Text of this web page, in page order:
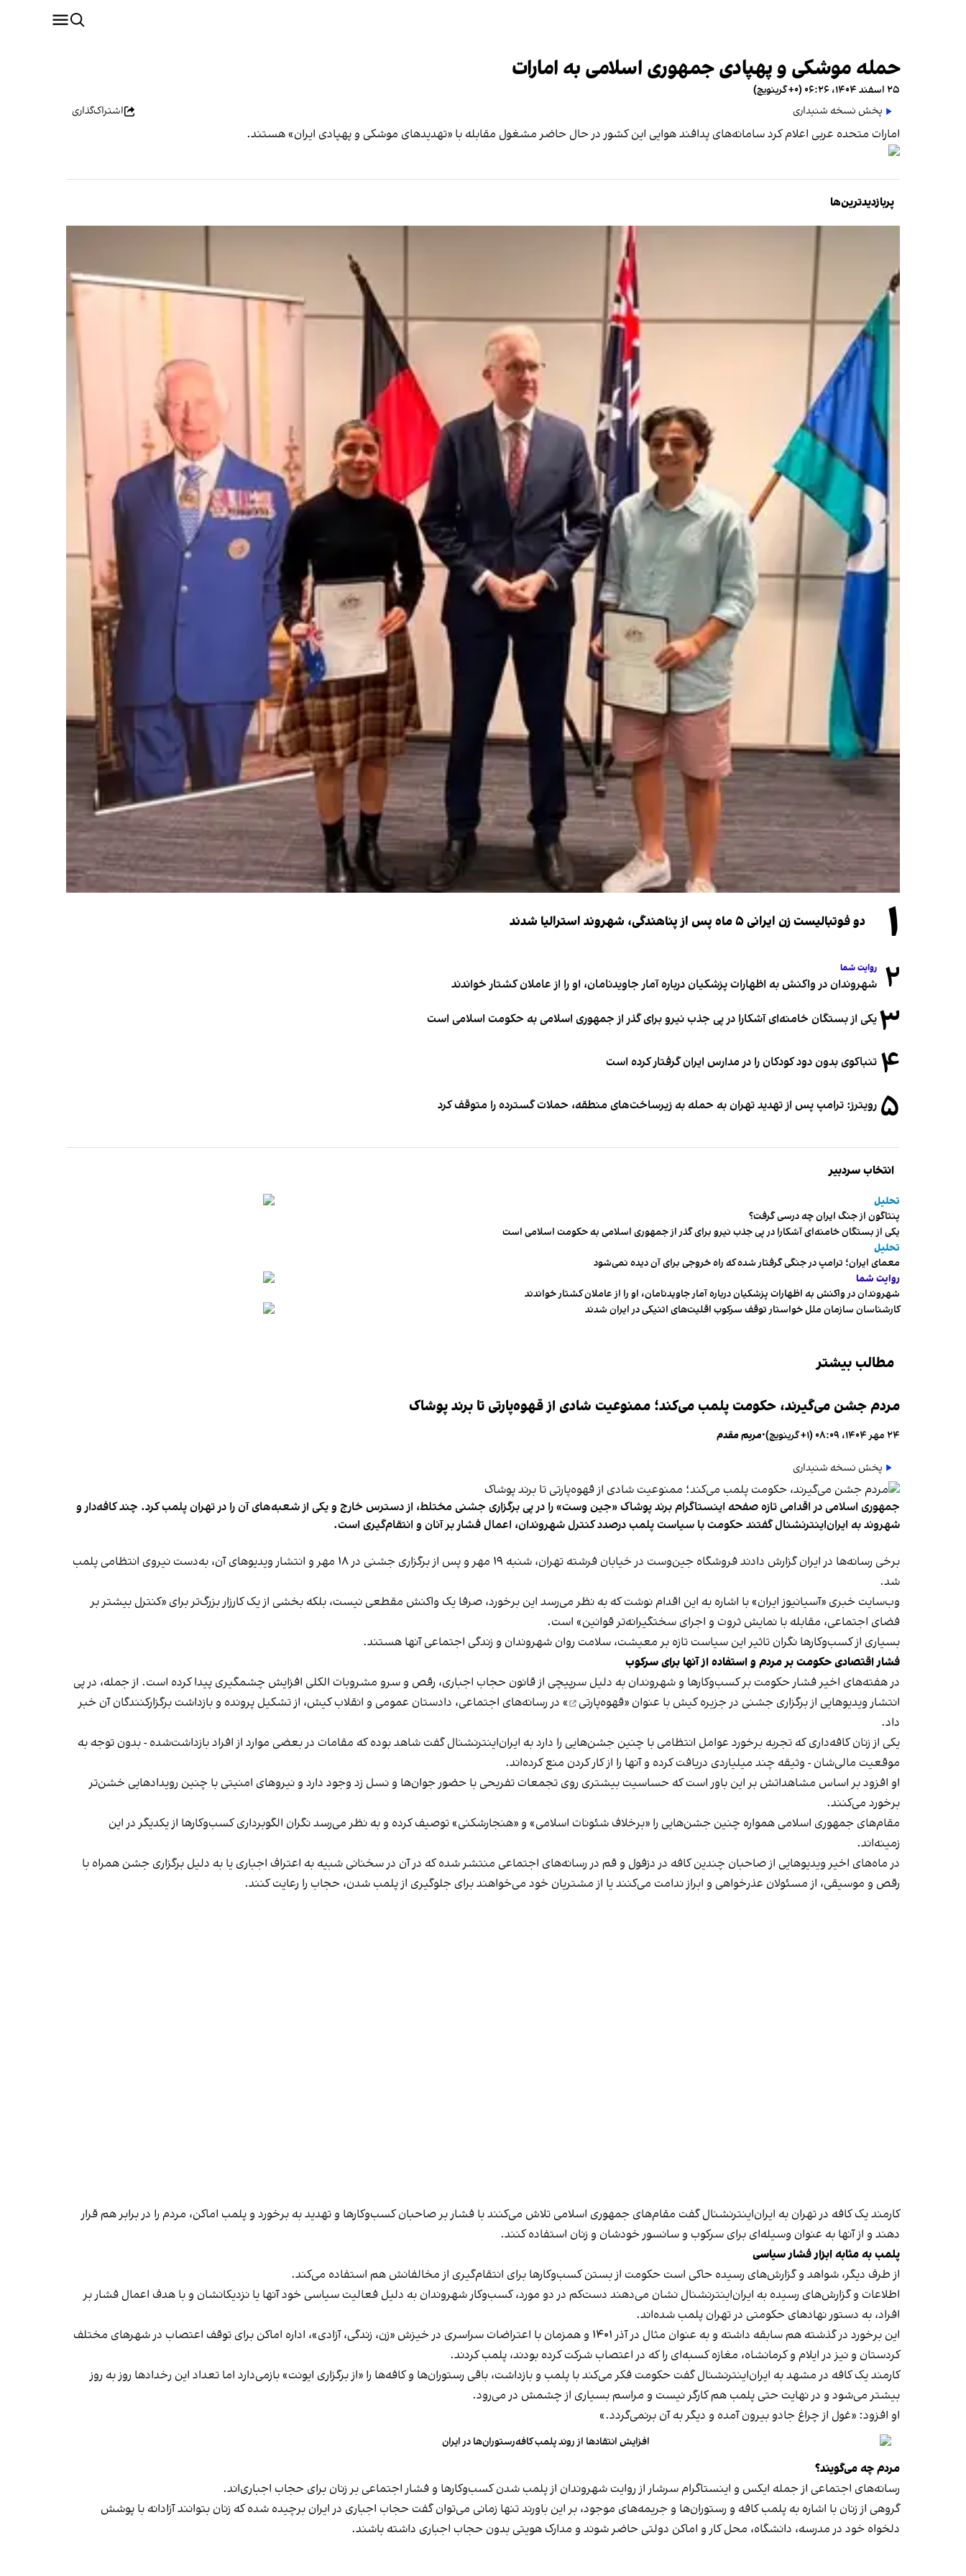
حمله موشکی و پهپادی جمهوری اسلامی به امارات
۲۵ اسفند ۱۴۰۴، ۰۶:۲۶ (‎+۰ گرینویچ)
پخش نسخه شنیداری
اشتراک‌گذاری
‫امارات متحده عربی اعلام کرد سامانه‌های پدافند هوایی این کشور در حال حاضر مشغول مقابله با «تهدیدهای موشکی و پهپادی ایران» هستند.‬
پربازدیدترین‌ها
۱ دو فوتبالیست زن ایرانی ۵ ماه پس از پناهندگی، شهروند استرالیا شدند
۲ روایت شما
شهروندان در واکنش به اظهارات پزشکیان درباره آمار جاویدنامان، او را از عاملان کشتار خواندند
۳یکی از بستگان خامنه‌ای آشکارا در پی جذب نیرو برای گذر از جمهوری اسلامی به حکومت اسلامی است
۴ تنباکوی بدون دود کودکان را در مدارس ایران گرفتار کرده است
۵ رویترز: ترامپ پس از تهدید تهران به حمله به زیرساخت‌های منطقه، حملات گسترده را متوقف کرد
انتخاب سردبیر
تحلیل
پنتاگون از جنگ ایران چه درسی گرفت؟
یکی از بستگان خامنه‌ای آشکارا در پی جذب نیرو برای گذر از جمهوری اسلامی به حکومت اسلامی است
تحلیل
معمای ایران؛ ترامپ در جنگی گرفتار شده که راه خروجی برای آن دیده نمی‌شود
روایت شما
شهروندان در واکنش به اظهارات پزشکیان درباره آمار جاویدنامان، او را از عاملان کشتار خواندند
کارشناسان سازمان ملل خواستار توقف سرکوب اقلیت‌های اتنیکی در ایران شدند
مطالب بیشتر
مردم جشن می‌گیرند، حکومت پلمب می‌کند؛ ممنوعیت شادی از قهوه‌پارتی تا برند پوشاک
۲۴ مهر ۱۴۰۴، ۰۸:۰۹ (‎+۱ گرینویچ) •مریم مقدم
پخش نسخه شنیداری
جمهوری اسلامی در اقدامی تازه صفحه اینستاگرام برند پوشاک «جین وست» را در پی برگزاری جشنی مختلط، از دسترس خارج و یکی از شعبه‌های آن را در تهران پلمب کرد. چند کافه‌‌دار و
شهروند به ایران‌اینترنشنال گفتند حکومت با سیاست پلمب درصدد کنترل شهروندان، اعمال فشار بر آنان و انتقام‌گیری است.
برخی رسانه‌ها در ایران گزارش دادند فروشگاه جین‌وست در خیابان فرشته تهران، شنبه ۱۹ مهر و پس از برگزاری جشنی در ۱۸ مهر و انتشار ویدیوهای آن، به‌دست نیروی انتظامی پلمب
شد.
وب‌سایت خبری «آسیانیوز ایران» با اشاره به این اقدام نوشت که به نظر می‌رسد این برخورد، صرفا یک واکنش مقطعی نیست، بلکه بخشی از یک کارزار بزرگ‌تر برای «کنترل بیشتر بر
فضای اجتماعی، مقابله با نمایش ثروت و اجرای سختگیرانه‌تر قوانین» است.
بسیاری از کسب‌وکارها نگران تاثیر این سیاست‌ تازه بر معیشت، سلامت روان شهروندان و زندگی اجتماعی آنها هستند.
فشار اقتصادی حکومت بر مردم و استفاده از آنها برای سرکوب
در هفته‌های اخیر فشار حکومت بر کسب‌وکارها و شهروندان به دلیل سرپیچی از قانون حجاب اجباری، رقص و سرو مشروبات الکلی افزایش چشمگیری پیدا کرده است. از جمله، در پی
انتشار ویدیوهایی از برگزاری جشنی در جزیره کیش با عنوان «قهوه‌پارتی
» در رسانه‌های اجتماعی، دادستان عمومی و انقلاب کیش، از تشکیل پرونده و بازداشت برگزارکنندگان آن خبر
داد.
یکی از زنان کافه‌داری که تجربه برخورد عوامل انتظامی با چنین جشن‌هایی را دارد به ایران‌اینترنشنال گفت شاهد بوده که مقامات در بعضی موارد از افراد بازداشت‌‌شده - بدون توجه به
موقعیت مالی‌شان - وثیقه چند میلیاردی دریافت کرده و آنها را از کار کردن منع کرده‌اند.
او افزود بر اساس مشاهداتش بر این باور است که حساسیت بیشتری روی تجمعات تفریحی با حضور جوان‌ها و نسل زد وجود دارد و نیروهای امنیتی با چنین رویدادهایی خشن‌تر
برخورد می‌کنند.
مقام‌های جمهوری اسلامی همواره چنین جشن‌هایی را «برخلاف شئونات اسلامی» و «هنجارشکنی» توصیف کرده و به نظر می‌رسد نگران الگوبرداری کسب‌وکارها از یکدیگر در این
زمینه‌اند.
در ماه‌های اخیر ویدیوهایی از صاحبان چندین کافه در دزفول و قم در رسانه‌های اجتماعی منتشر شده که در آن در سخنانی شبیه به اعتراف اجباری یا به دلیل برگزاری جشن همراه با
رقص و موسیقی، از مسئولان عذرخواهی و ابراز ندامت می‌کنند یا از مشتریان خود می‌خواهند برای جلوگیری از پلمب شدن، حجاب را رعایت کنند.
کارمند یک کافه در تهران به ایران‌اینترنشنال گفت مقام‌های جمهوری اسلامی تلاش می‌کنند با فشار بر صاحبان کسب‌وکارها و تهدید به برخورد و پلمب اماکن، مردم را در برابر هم قرار
دهند و از آنها به عنوان وسیله‌ای برای سرکوب و سانسور خودشان و زنان استفاده کنند.
پلمب به مثابه ابزار فشار سیاسی
از طرف دیگر، شواهد و گزارش‌های رسیده حاکی است حکومت از بستن کسب‌وکارها برای انتقام‌گیری از مخالفانش هم استفاده می‌کند.
اطلاعات و گزارش‌های رسیده به ایران‌اینترنشنال نشان می‌دهند دست‌کم در دو مورد، کسب‌وکار شهروندان به دلیل فعالیت سیاسی خود آنها یا نزدیکانشان و با هدف اعمال فشار بر
افراد، به دستور نهادهای حکومتی در تهران پلمب شده‌اند.
این برخورد در گذشته هم سابقه داشته و به عنوان مثال در آذر ۱۴۰۱ و همزمان با اعتراضات سراسری در خیزش «زن، زندگی، آزادی»، اداره اماکن برای توقف اعتصاب در شهرهای مختلف
کردستان و نیز در ایلام و کرمانشاه، مغازه کسبه‌ای را که در اعتصاب شرکت کرده بودند، پلمب کردند.
کارمند یک کافه در مشهد به ایران‌اینترنشنال گفت حکومت فکر می‌کند با پلمب و بازداشت، باقی رستوران‌ها و کافه‌ها را «از برگزاری ایونت» بازمی‌دارد اما تعداد این رخدادها روز به روز
بیشتر می‌شود و در نهایت حتی پلمب هم کارگر نیست و مراسم بسیاری از چشمش در می‌رود.
او افزود: «غول از چراغ جادو بیرون آمده و دیگر به آن برنمی‎‌گردد.»
افزایش انتقادها از روند پلمب کافه‌رستوران‌ها در ایران
مردم چه می‌گویند؟
رسانه‎‌های اجتماعی از جمله ایکس و اینستاگرام سرشار از روایت شهروندان از پلمب شدن کسب‌وکارها و فشار اجتماعی بر زنان برای حجاب اجباری‌اند.
گروهی از زنان با اشاره به پلمب کافه و رستوران‌ها و جریمه‌های موجود، بر این باورند تنها زمانی می‌توان گفت حجاب اجباری در ایران برچیده شده که زنان بتوانند آزادانه با پوشش
دلخواه خود در مدرسه، دانشگاه، محل کار و اماکن دولتی حاضر شوند و مدارک هویتی بدون حجاب اجباری داشته باشند.